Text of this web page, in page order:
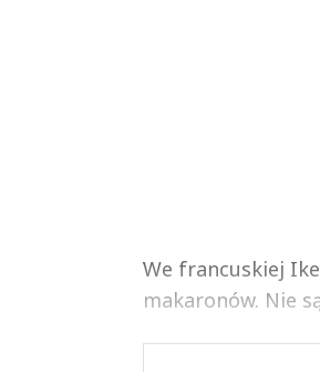
We francuskiej
makaronów. Nie